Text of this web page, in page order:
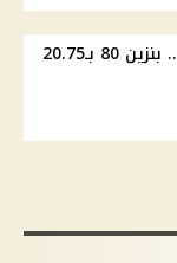
أسعار الوقود في مصر اليوم .. بنزين 80 بـ20.75